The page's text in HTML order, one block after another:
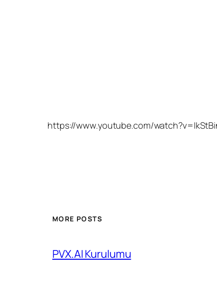
https://www.youtube.com/
MORE POSTS
PVX.AI Kurulumu